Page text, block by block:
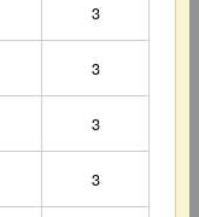
3
3
3
3